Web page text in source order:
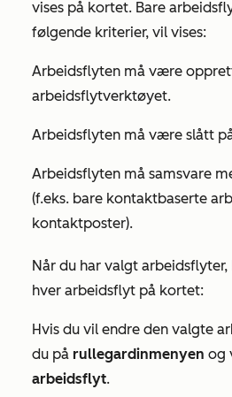
vises på kortet. Bare
følgende kriterier, vil vises:
Arbeidsflyten må være
arbeidsflytverktøyet.
Arbeidsflyten må være slått
Arbeidsflyten må samsvare
(f.eks. bare kontaktbaserte
kontaktposter).
Når du har valgt
hver arbeidsflyt på kortet:
Hvis du vil endre den valgte
du på rullegardinmenyen og
arbeidsflyt.